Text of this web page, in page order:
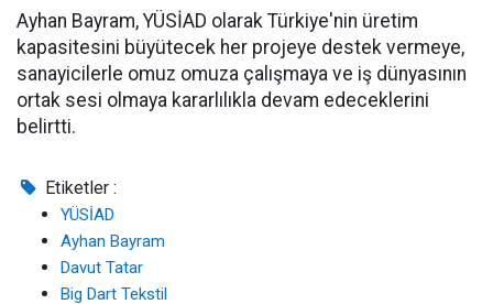
Ayhan Bayram, YÜSİAD olarak Türkiye'nin üretim
kapasitesini büyütecek her projeye destek vermeye,
sanayicilerle omuz omuza çalışmaya ve iş dünyasının
ortak sesi olmaya kararlılıkla devam edeceklerini
belirtti.
Etiketler :
YÜSİAD
Ayhan Bayram
Davut Tatar
Big Dart Tekstil